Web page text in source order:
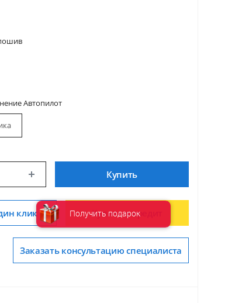
Автопилот
Купить
клик Купить в кредит
Заказать консультацию специалиста
Получить подарок